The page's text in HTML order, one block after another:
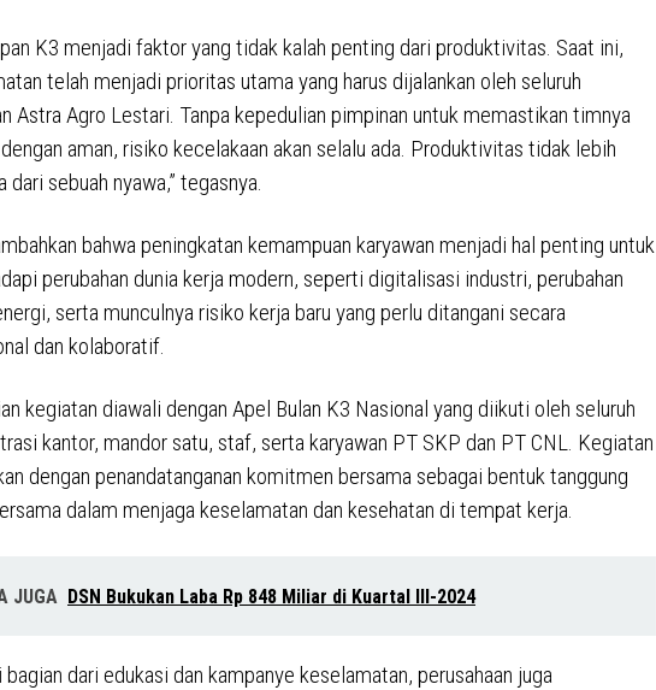
K3 menjadi faktor yang tidak kalah penting dari produktivitas. Saat ini,
telah menjadi prioritas utama yang harus dijalankan oleh seluruh
Astra Agro Lestari. Tanpa kepedulian pimpinan untuk memastikan timnya
aman, risiko kecelakaan akan selalu ada. Produktivitas tidak lebih
dari sebuah nyawa,” tegasnya.
bahwa peningkatan kemampuan karyawan menjadi hal penting untuk
perubahan dunia kerja modern, seperti digitalisasi industri, perubahan
serta munculnya risiko kerja baru yang perlu ditangani secara
dan kolaboratif.
kegiatan diawali dengan Apel Bulan K3 Nasional yang diikuti oleh seluruh
kantor, mandor satu, staf, serta karyawan PT SKP dan PT CNL. Kegiatan
dengan penandatanganan komitmen bersama sebagai bentuk tanggung
dalam menjaga keselamatan dan kesehatan di tempat kerja.
JUGA DSN Bukukan Laba Rp 848 Miliar di Kuartal III-2024
bagian dari edukasi dan kampanye keselamatan, perusahaan juga